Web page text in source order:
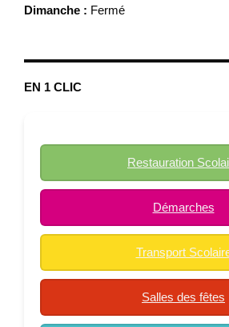
Dimanche : Fermé
EN 1 CLIC
Restauration
Démarches
Transport
Salles des fêtes